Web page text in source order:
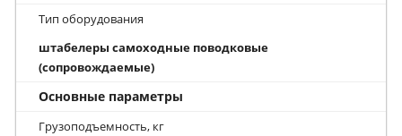
Тип оборудования
штабелеры самоходные поводковые
(сопровождаемые)
Основные параметры
Грузоподъемность, кг